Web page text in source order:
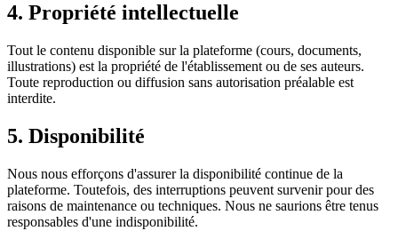
4. Propriété intellectuelle
Tout le contenu disponible sur la plateforme (cours, documents,
illustrations) est la propriété de l'établissement ou de ses auteurs.
Toute reproduction ou diffusion sans autorisation préalable est
interdite.
5. Disponibilité
Nous nous efforçons d'assurer la disponibilité continue de la
plateforme. Toutefois, des interruptions peuvent survenir pour des
raisons de maintenance ou techniques. Nous ne saurions être tenus
responsables d'une indisponibilité.